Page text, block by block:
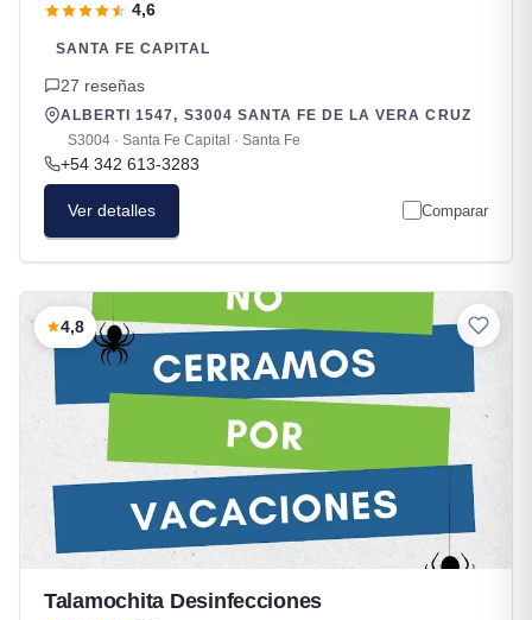
4,6
SANTA FE CAPITAL
27 reseñas
ALBERTI 1547, S3004 SANTA FE DE LA VERA CRUZ
S3004 · Santa Fe Capital · Santa Fe
+54 342 613-3283
Ver detalles Comparar
4,8
Talamochita Desinfecciones